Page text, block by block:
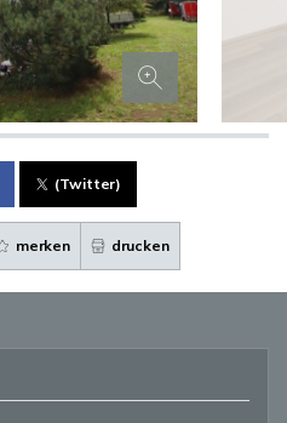
(Twitter)
merken drucken